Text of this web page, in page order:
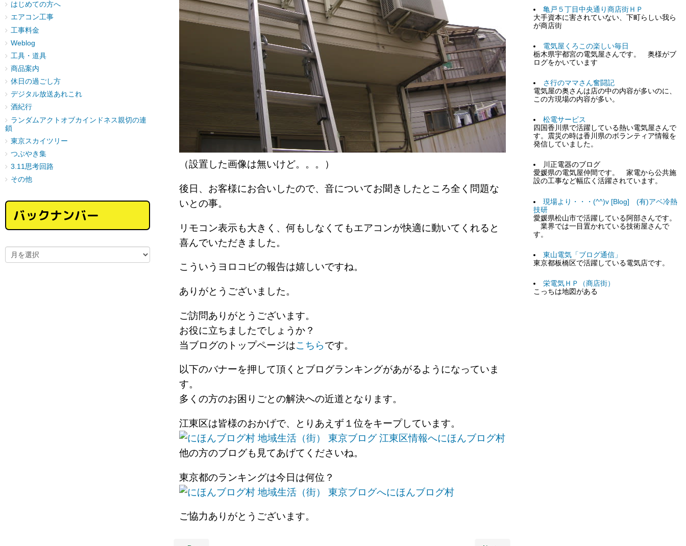
（設置した画像は無いけど。。。）
後日、お客様にお合いしたので、音についてお聞きしたところ全く問題な
いとの事。
リモコン表示も大きく、何もしなくてもエアコンが快適に動いてくれると
喜んでいただきました。
こういうヨロコビの報告は嬉しいですね。
ありがとうございました。
ご訪問ありがとうございます。
お役に立ちましたでしょうか？
当ブログのトップページはこちらです。
以下のバナーを押して頂くとブログランキングがあがるようになっていま
す。
多くの方のお困りごとの解決への近道となります。
江東区は皆様のおかげで、とりあえず１位をキープしています。
にほんブログ村
他の方のブログも見てあげてくださいね。
東京都のランキングは今日は何位？
にほんブログ村
ご協力ありがとうございます。
はじめての方へ
エアコン工事
工事料金
Weblog
工具・道具
商品案内
休日の過ごし方
デジタル放送あれこれ
酒紀行
ランダムアクトオブカインドネス親切の連
鎖
東京スカイツリー
つぶやき集
3.11思考回路
その他
バックナンバー
亀戸５丁目中央通り商店街ＨＰ
大手資本に害されていない、下町らしい我ら
が商店街
電気屋くろこの楽しい毎日
栃木県宇都宮の電気屋さんです。 奥様がブ
ログをかいています
さ行のママさん奮闘記
電気屋の奥さんは店の中の内容が多いのに、
この方現場の内容が多い。
松電サービス
四国香川県で活躍している熱い電気屋さんで
す。震災の時は香川県のボランティア情報を
発信していました。
川正電器のブログ
愛媛県の電気屋仲間です。 家電から公共施
設の工事など幅広く活躍されています。
現場より・・・(^^)v [Blog] (有)アベ冷熱
技研
愛媛県松山市で活躍している阿部さんです。
業界では一目置かれている技術屋さんで
す。
東山電気「ブログ通信」
東京都板橋区で活躍している電気店です。
栄電気ＨＰ（商店街）
こっちは地図がある